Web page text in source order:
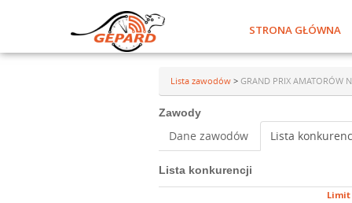
STRONA GŁÓWNA
Lista zawodów > GRAND PRIX AMATORÓW
Zawody
Dane zawodów Lista
Lista konkurencji
Limit